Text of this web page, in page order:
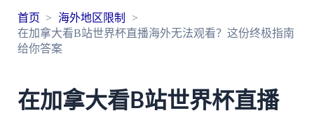
首页
海外地区限制
在加拿大看B站世界杯直播海外无法观看？这份终极指南
给你答案
在加拿大看B站世界杯直播